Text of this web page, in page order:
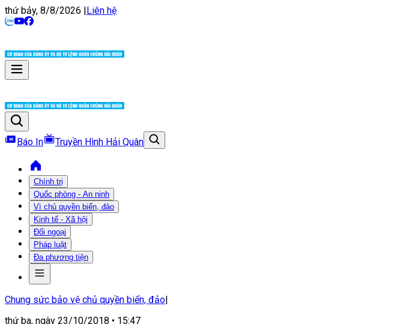
thứ bảy, 8/8/2026 |Liên hệ
Báo In Truyền Hình Hải Quân
Chính trị
Quốc phòng - An ninh
Vì chủ quyền biển, đảo
Kinh tế - Xã hội
Đối ngoại
Pháp luật
Đa phương tiện
Chung sức bảo vệ chủ quyền biển, đảo|
thứ ba, ngày 23/10/2018 • 15:47